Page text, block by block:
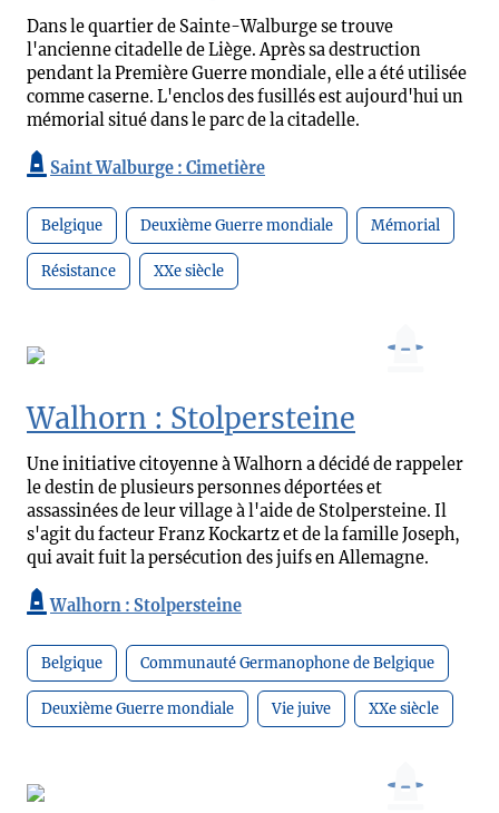
Dans le quartier de Sainte-Walburge se trouve
l'ancienne citadelle de Liège. Après sa destruction
pendant la Première Guerre mondiale, elle a été utilisée
comme caserne. L'enclos des fusillés est aujourd'hui un
mémorial situé dans le parc de la citadelle.
Saint Walburge : Cimetière
Belgique Deuxième Guerre mondiale Mémorial
Résistance XXe siècle
Walhorn : Stolpersteine
Une initiative citoyenne à Walhorn a décidé de rappeler
le destin de plusieurs personnes déportées et
assassinées de leur village à l'aide de Stolpersteine. Il
s'agit du facteur Franz Kockartz et de la famille Joseph,
qui avait fuit la persécution des juifs en Allemagne.
Walhorn : Stolpersteine
Belgique Communauté Germanophone de Belgique
Deuxième Guerre mondiale Vie juive XXe siècle